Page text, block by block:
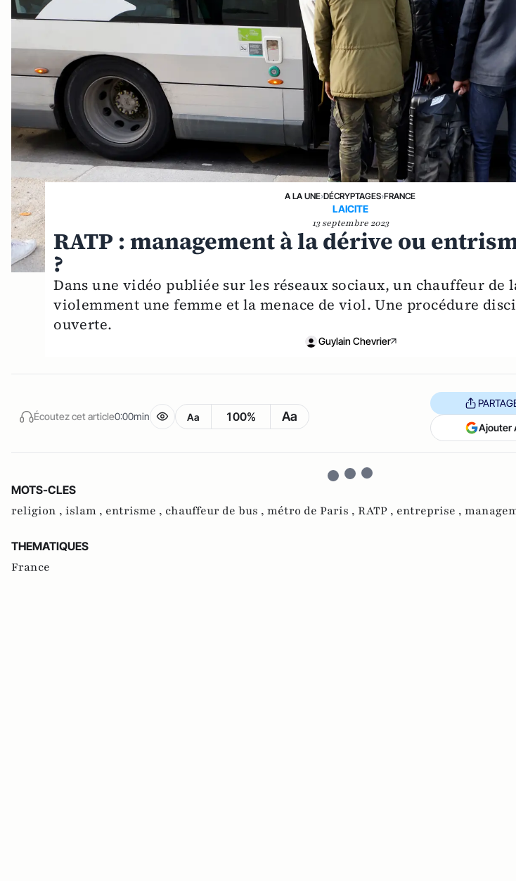
A LA UNE›DÉCRYPTAGES›FRANCE
LAICITE
13 septembre 2023
RATP : management à la dérive ou
?
Dans une vidéo publiée sur les réseaux sociaux, un chauffeur de
violemment une femme et la menace de viol. Une procédure
ouverte.
Guylain Chevrier
Écoutez cet article0:00min Aa 100% Aa
Ajouter
MOTS-CLES
religion , islam , entrisme , chauffeur de bus , métro de Paris , RATP , entreprise ,
THEMATIQUES
France